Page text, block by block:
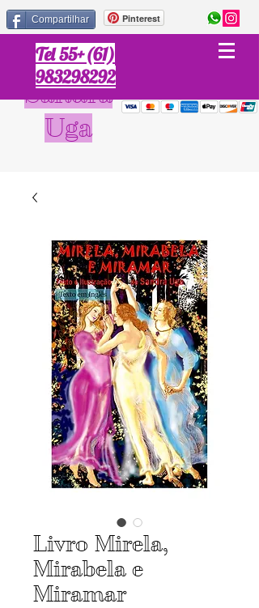
Compartilhar Pinterest
Sandra
Uga
Tel 55+(61)
983298292
Livro Mirela,
Mirabela e
Miramar